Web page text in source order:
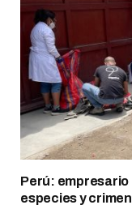
Perú:
especies y